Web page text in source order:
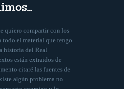
quiero compartir con los
todo el material que tengo
historia del Real
están extraidos de
citaré las fuentes de
algún problema no